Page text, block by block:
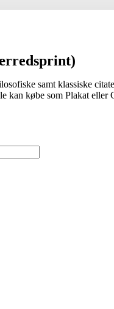
samt klassiske
kan købe som Plakat eller